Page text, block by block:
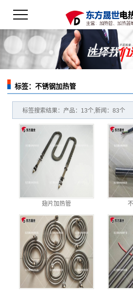
标签：不锈钢加热管
您的
标签搜索结果：产品：13个,新闻：83个
翅片加热管